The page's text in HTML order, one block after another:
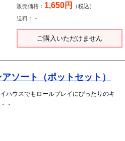
販売価格： 1,650円
（税込）
送料：－
ご購入いただけません
ソート（ポットセット）
ハウスでもロールプレイにぴったりのキ
・